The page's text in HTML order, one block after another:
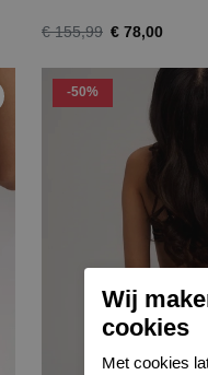
€ 155,99 € 78,00
-50%
Wij
cookies
Met cookies